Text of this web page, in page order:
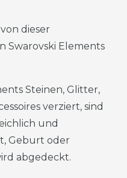
dieser
Swarovski Elements
Steinen, Glitter,
verziert, sind
und
Geburt oder
abgedeckt.